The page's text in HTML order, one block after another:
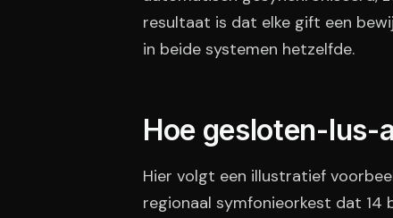
resultaat is dat elke gift een
in beide systemen hetzelfde.
Hoe gesloten-
Hier volgt een illustratief
regionaal symfonieorkest dat 14